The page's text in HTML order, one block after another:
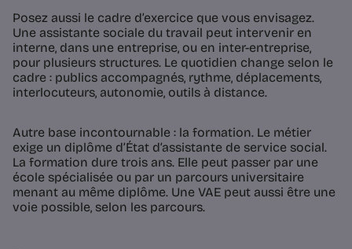
Posez aussi le cadre d’exercice que vous envisagez.
Une assistante sociale du travail peut intervenir en
interne, dans une entreprise, ou en inter-entreprise,
pour plusieurs structures. Le quotidien change selon le
cadre : publics accompagnés, rythme, déplacements,
interlocuteurs, autonomie, outils à distance.
Autre base incontournable : la formation. Le métier
exige un diplôme d’État d’assistante de service social.
La formation dure trois ans. Elle peut passer par une
école spécialisée ou par un parcours universitaire
menant au même diplôme. Une VAE peut aussi être une
voie possible, selon les parcours.